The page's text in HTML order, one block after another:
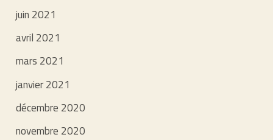
juin 2021
avril 2021
mars 2021
janvier 2021
décembre 2020
novembre 2020